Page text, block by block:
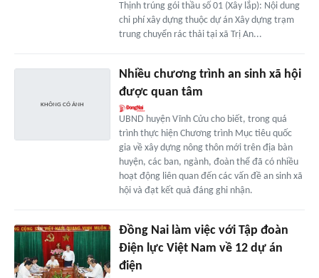
Thịnh trúng gói thầu số 01 (Xây lắp): Nội dung
chi phí xây dựng thuộc dự án Xây dựng trạm
trung chuyển rác thải tại xã Trị An...
Nhiều chương trình an sinh xã hội
được quan tâm
UBND huyện Vĩnh Cửu cho biết, trong quá
trình thực hiện Chương trình Mục tiêu quốc
gia về xây dựng nông thôn mới trên địa bàn
huyện, các ban, ngành, đoàn thể đã có nhiều
hoạt động liên quan đến các vấn đề an sinh xã
hội và đạt kết quả đáng ghi nhận.
Đồng Nai làm việc với Tập đoàn
Điện lực Việt Nam về 12 dự án
điện